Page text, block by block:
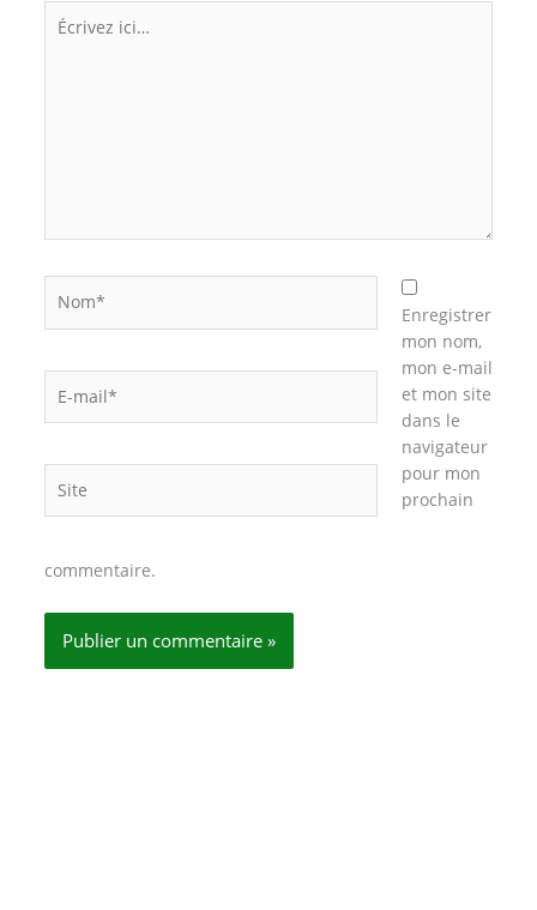
Écrivez
ici…
mail*
Enregistrer
mon nom,
mon e-mail
et mon site
dans le
navigateur
pour mon
prochain
commentaire.